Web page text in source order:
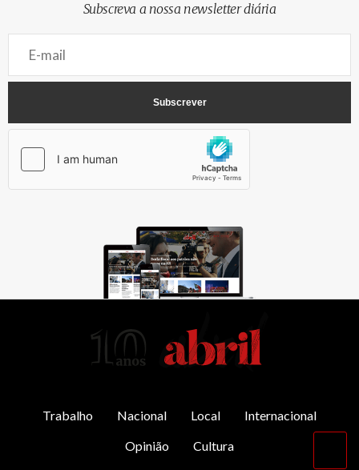
Subscreva a nossa newsletter diária
Trabalho Nacional Local
Internacional
Opinião
Cultura